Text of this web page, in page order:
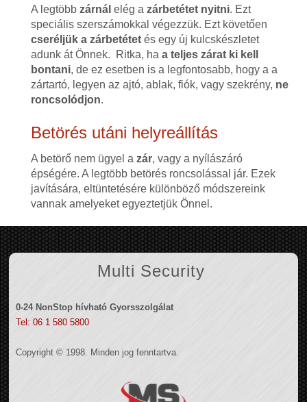
A legtöbb zárnál elég a zárbetétet nyitni. Ezt
speciális szerszámokkal végezzük. Ezt követően
cseréljük a zárbetétetés egy új kulcskészletet
adunk át Önnek. Ritka, ha a teljes zárat ki kell
bontani, de ez esetben is a legfontosabb, hogy a a
zártartó, legyen az ajtó, ablak, fiók, vagy szekrény, ne
roncsolódjon.
Betörés utáni helyreállítás
A betörő nem ügyel a zár, vagy a nyílászáró
épségére. A legtöbb betörés roncsolással jár. Ezek
javítására, eltüntetésére különböző módszereink
vannak amelyeket egyeztetjük Önnel.
Multi Security
0-24 NonStop hívható Gyorsszolgálat
Tel: 06 1 580 5800
Copyright © 1998. Minden jog fenntartva.